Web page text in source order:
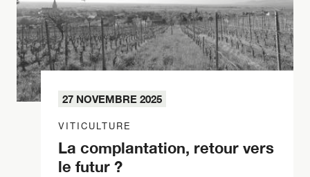
27 NOVEMBRE 2025
VITICULTURE
La complantation, retour vers
le futur ?